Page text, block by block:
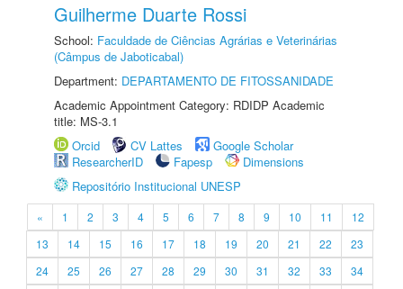
Guilherme Duarte Rossi
School: Faculdade de Ciências Agrárias e Veterinárias
(Câmpus de Jaboticabal)
Department: DEPARTAMENTO DE FITOSSANIDADE
Academic Appointment Category: RDIDP Academic
title: MS-3.1
Orcid
CV Lattes
Google Scholar
ResearcherID
Fapesp
Dimensions
Repositório Institucional UNESP
« 1 2 3 4 5 6 7 8 9 10 11
12
13
14 15 16 17 18 19 20 21 22
23
24
25 26 27 28 29 30 31 32 33
34